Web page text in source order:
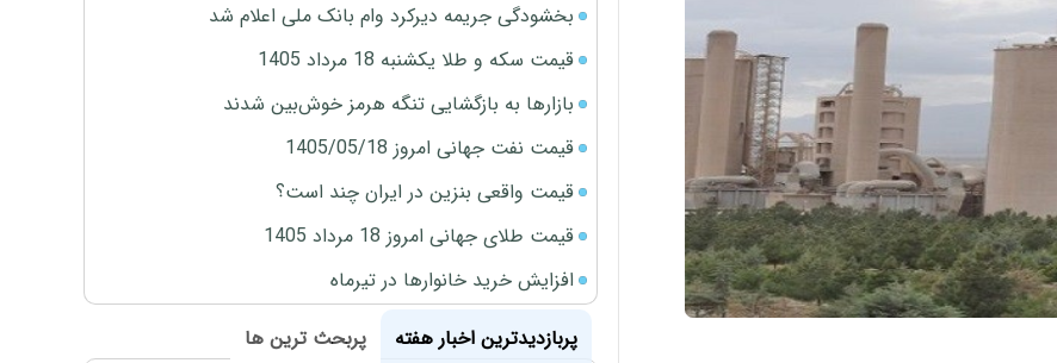
بخشودگی جریمه دیرکرد وام بانک ملی اعلام شد
قیمت سکه و طلا یکشنبه 18 مرداد 1405
بازارها به بازگشایی تنگه هرمز خوش‌بین شدند
قیمت نفت جهانی امروز 1405/05/18
قیمت واقعی بنزین در ایران چند است؟
قیمت طلای جهانی امروز 18 مرداد 1405
افزایش خرید خانوارها در تیرماه
پربازدیدترین اخبار هفته
پربحث ترین ها